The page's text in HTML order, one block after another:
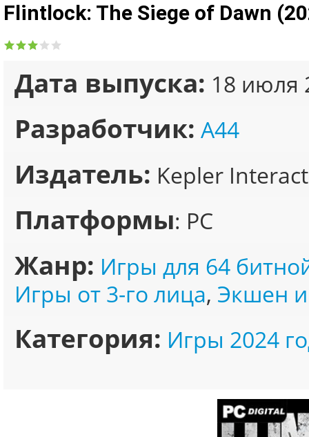
Flintlock: The Siege of Dawn
Дата выпуска: 18 июля
Разработчик: A44
Издатель: Kepler
Платформы: PC
Жанр: Игры для 64
Игры от 3-го лица, Экшен
Категория: Игры 2024